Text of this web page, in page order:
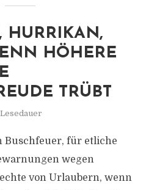
HURRIKAN,
HÖHERE
TRÜBT
Buschfeuer, für etliche
wegen
von Urlaubern, wenn